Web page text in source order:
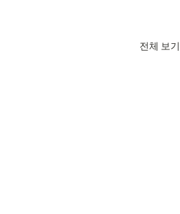
전체 보기